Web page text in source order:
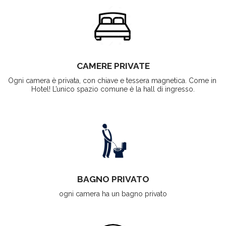
CAMERE PRIVATE
Ogni camera è privata, con chiave e tessera magnetica. Come in
Hotel! L’unico spazio comune è la hall di ingresso.
BAGNO PRIVATO
ogni camera ha un bagno privato